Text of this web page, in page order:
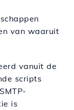
van waaruit
vanuit de
scripts
is